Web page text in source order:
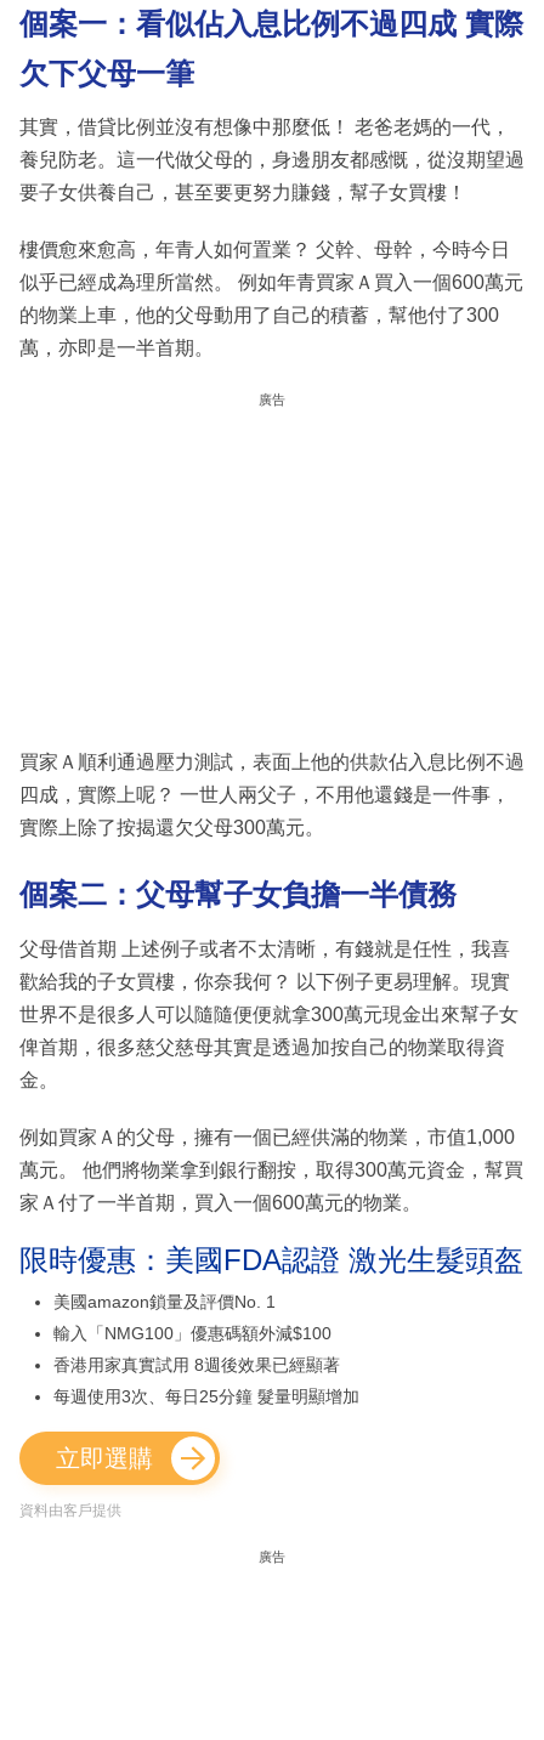
個案一：看似佔入息比例不過四成 實際
欠下父母一筆
其實，借貸比例並沒有想像中那麼低！ 老爸老媽的一代，
養兒防老。這一代做父母的，身邊朋友都感慨，從沒期望過
要子女供養自己，甚至要更努力賺錢，幫子女買樓！
樓價愈來愈高，年青人如何置業？ 父幹、母幹，今時今日
似乎已經成為理所當然。 例如年青買家Ａ買入一個600萬元
的物業上車，他的父母動用了自己的積蓄，幫他付了300
萬，亦即是一半首期。
廣告
買家Ａ順利通過壓力測試，表面上他的供款佔入息比例不過
四成，實際上呢？ 一世人兩父子，不用他還錢是一件事，
實際上除了按揭還欠父母300萬元。
個案二：父母幫子女負擔一半債務
父母借首期 上述例子或者不太清晰，有錢就是任性，我喜
歡給我的子女買樓，你奈我何？ 以下例子更易理解。現實
世界不是很多人可以隨隨便便就拿300萬元現金出來幫子女
俾首期，很多慈父慈母其實是透過加按自己的物業取得資
金。
例如買家Ａ的父母，擁有一個已經供滿的物業，市值1,000
萬元。 他們將物業拿到銀行翻按，取得300萬元資金，幫買
家Ａ付了一半首期，買入一個600萬元的物業。
限時優惠：美國FDA認證 激光生髮頭盔
美國amazon鎖量及評價No. 1
輸入「NMG100」優惠碼額外減$100
香港用家真實試用 8週後效果已經顯著
每週使用3次、每日25分鐘 髮量明顯增加
立即選購
資料由客戶提供
廣告